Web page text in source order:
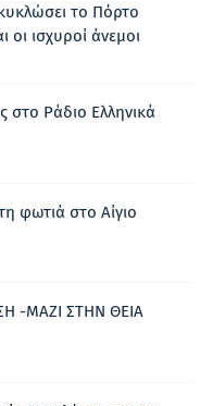
το Πόρτο
οι ισχυροί άνεμοι
στο Ράδιο Ελληνικά
φωτιά στο Αίγιο
-ΜΑΖΙ ΣΤΗΝ ΘΕΙΑ